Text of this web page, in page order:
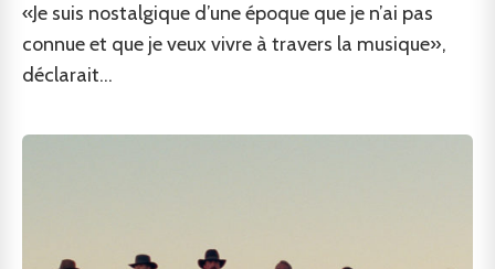
«Je suis nostalgique d’une époque que je n’ai pas
connue et que je veux vivre à travers la musique»,
déclarait...